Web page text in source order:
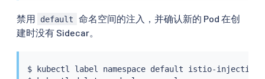
禁用 default
命名空间的注入，并确认新的 Pod 在创
建时没有 Sidecar。
$ kubectl
label namespace default istio-injection-